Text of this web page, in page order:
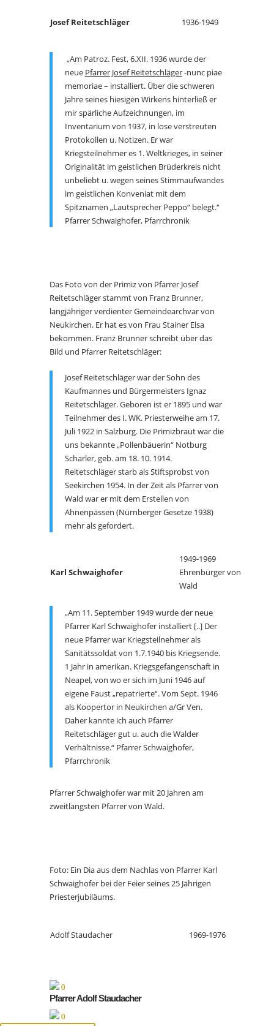
Josef Reitetschläger 1936-1949
„Am Patroz. Fest, 6.XII. 1936 wurde der
neue Pfarrer Josef Reitetschläger-nunc piae
memoriae – installiert. Über die schweren
Jahre seines hiesigen Wirkens hinterließ er
mir spärliche Aufzeichnungen, im
Inventarium von 1937, in lose verstreuten
Protokollen u. Notizen. Er war
Kriegsteilnehmer es 1. Weltkrieges, in seiner
Originalität im geistlichen Brüderkreis nicht
unbeliebt u. wegen seines Stimmaufwandes
im geistlichen Konveniat mit dem
Spitznamen „Lautsprecher Peppo“ belegt.“
Pfarrer Schwaighofer, Pfarrchronik
Das Foto von der Primiz von Pfarrer Josef
Reitetschläger stammt von Franz Brunner,
langjähriger verdienter Gemeindearchvar von
Neukirchen. Er hat es von Frau Stainer Elsa
bekommen. Franz Brunner schreibt über das
Bild und Pfarrer Reitetschläger:
Josef Reitetschläger war der Sohn des
Kaufmannes und Bürgermeisters Ignaz
Reitetschläger. Geboren ist er 1895 und war
Teilnehmer des I. WK. Priesterweihe am 17.
Juli 1922 in Salzburg. Die Primizbraut war die
uns bekannte „Pollenbäuerin“ Notburg
Scharler, geb. am 18. 10. 1914.
Reitetschläger starb als Stiftsprobst von
Seekirchen 1954. In der Zeit als Pfarrer von
Wald war er mit dem Erstellen von
Ahnenpässen (Nürnberger Gesetze 1938)
mehr als gefordert.
Karl Schwaighofer
1949-1969
Ehrenbürger von
Wald
„Am 11. September 1949 wurde der neue
Pfarrer Karl Schwaighofer installiert [..] Der
neue Pfarrer war Kriegsteilnehmer als
Sanitätssoldat von 1.7.1940 bis Kriegsende.
1 Jahr in amerikan. Kriegsgefangenschaft in
Neapel, von wo er sich im Juni 1946 auf
eigene Faust „repatrierte“. Vom Sept. 1946
als Koopertor in Neukirchen a/Gr Ven.
Daher kannte ich auch Pfarrer
Reitetschläger gut u. auch die Walder
Verhältnisse.“ Pfarrer Schwaighofer,
Pfarrchronik
Pfarrer Schwaighofer war mit 20 Jahren am
zweitlängsten Pfarrer von Wald.
Foto: Ein Dia aus dem Nachlas von Pfarrer Karl
Schwaighofer bei der Feier seines 25 Jährigen
Priesterjubiläums.
Adolf Staudacher 1969-1976
Pfarrer Adolf Staudacher